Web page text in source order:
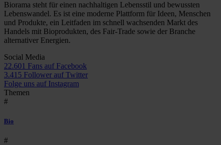
Biorama steht für einen nachhaltigen Lebensstil und bewussten
Lebenswandel. Es ist eine moderne Plattform für Ideen, Menschen
und Produkte, ein Leitfaden im schnell wachsenden Markt des
Handels mit Bioprodukten, des Fair-Trade sowie der Branche
alternativer Energien.
Social Media
22.601 Fans auf Facebook
3.415 Follower auf Twitter
Folge uns auf Instagram
Themen
#
Bio
#